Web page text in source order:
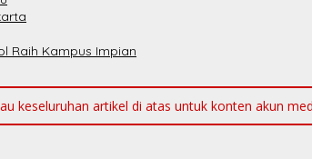
Raih Kampus Impian
keseluruhan artikel di atas untuk konten akun